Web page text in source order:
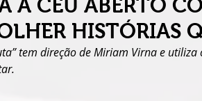
A CÉU ABERTO
HISTÓRIAS
tem direção de Miriam Virna e